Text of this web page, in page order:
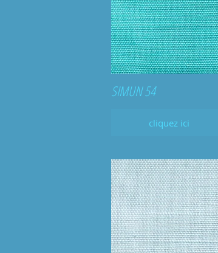
SIMUN 54
cliquez ici